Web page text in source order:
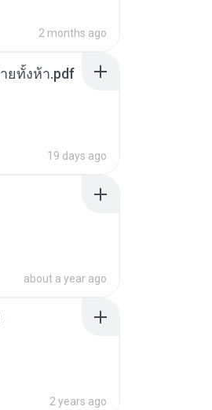
2 months ago
ยทั้งห้า.pdf
19 days ago
about a year ago
2 years ago